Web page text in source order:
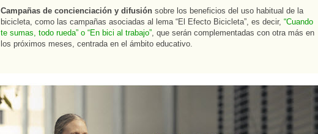
Campañas de concienciación y difusiónsobre los beneficios del uso habitual de la
bicicleta, como las campañas asociadas al lema “El Efecto Bicicleta”, es decir, “Cuando
te sumas, todo rueda” o “En bici al trabajo”, que serán complementadas con otra más en
los próximos meses, centrada en el ámbito educativo.